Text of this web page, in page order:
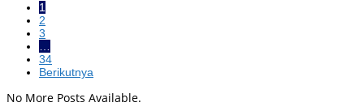
1
2
3
…
34
Berikutnya
No More Posts Available.